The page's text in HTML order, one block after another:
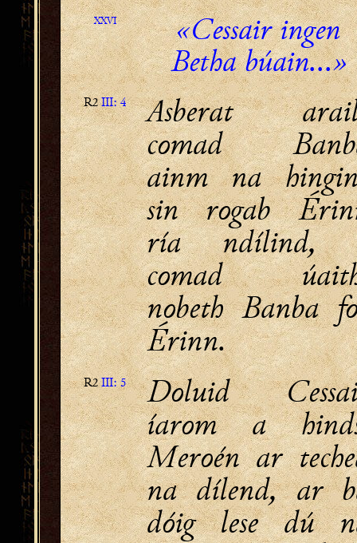
XXVI
«Cessair ingen
Betha búain...»
R2III: 4
Asberat
comad
ainm na
sin rogab
ría ndílind,
comad
nobeth Banba
Érinn.
R2III: 5
Doluid
íarom a
Meroén ar
na dílend, ar
dóig lese dú